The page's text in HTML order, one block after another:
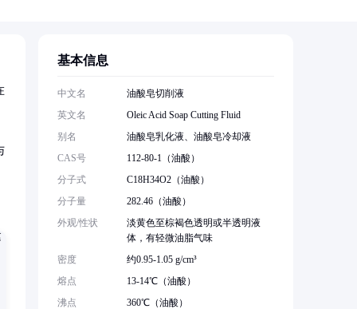
基本信息
中文名
油酸皂切削液
英文名
Oleic Acid Soap Cutting Fluid
别名
油酸皂乳化液、油酸皂冷却液
CAS号
112-80-1（油酸）
分子式
C18H34O2（油酸）
分子量
282.46（油酸）
外观/性状
淡黄色至棕褐色透明或半透明液
体，有轻微油脂气味
密度
约0.95-1.05 g/cm³
熔点
13-14℃（油酸）
沸点
360℃（油酸）